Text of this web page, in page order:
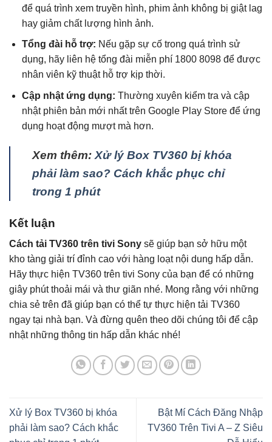
để quá trình xem truyền hình, phim ảnh không bị giật lag
hay giảm chất lượng hình ảnh.
Tổng đài hỗ trợ: Nếu gặp sự cố trong quá trình sử
dụng, hãy liên hệ tổng đài miễn phí 1800 8098 để được
nhân viên kỹ thuật hỗ trợ kịp thời.
Cập nhật ứng dụng: Thường xuyên kiểm tra và cập
nhật phiên bản mới nhất trên Google Play Store để ứng
dụng hoạt động mượt mà hơn.
Xem thêm: Xử lý Box TV360 bị khóa
phải làm sao? Cách khắc phục chỉ
trong 1 phút
Kết luận
Cách tải TV360 trên tivi Sony sẽ giúp bạn sở hữu một
kho tàng giải trí đỉnh cao với hàng loạt nội dung hấp dẫn.
Hãy thực hiện TV360 trên tivi Sony của bạn để có những
giây phút thoải mái và thư giãn nhé. Mong rằng với những
chia sẻ trên đã giúp bạn có thể tự thực hiện tải TV360
ngay tại nhà bạn. Và đừng quên theo dõi chúng tôi để cập
nhật những thông tin hấp dẫn khác nhé!
Xử lý Box TV360 bị khóa
phải làm sao? Cách khắc
Bật Mí Cách Đăng Nhập
TV360 Trên Tivi A – Z Siêu